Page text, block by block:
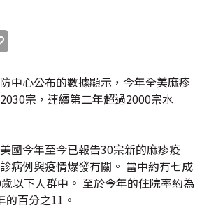
中心公布的數據顯示，今年全美麻疹
宗，連續第二年超過2000宗水
國今年至今已報告30宗新的麻疹疫
病例與疫情爆發有關。 當中約有七成
以下人群中。 至於今年的住院率約為
的百分之11。